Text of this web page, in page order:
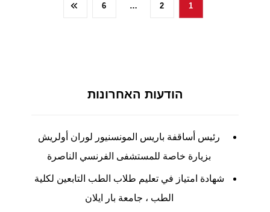
1
2
…
6
הודעות האחרונות
رئيس أساقفة باريس المونسنيور لوران أولريش
بزيارة خاصة للمستشفى الفرنسي الناصرة
شهادة امتياز في تعليم طلاب الطب التابعين لكلية
الطب ، جامعة بار ايلان